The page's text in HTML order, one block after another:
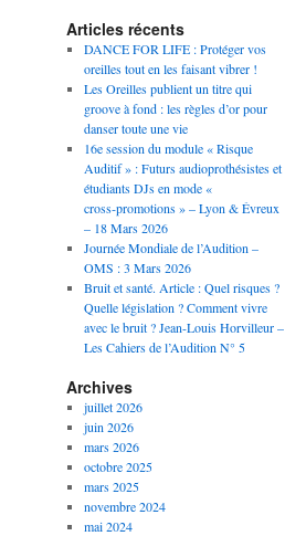
Articles récents
DANCE FOR LIFE : Protéger vos
oreilles tout en les faisant vibrer !
Les Oreilles publient un titre qui
groove à fond : les règles d’or pour
danser toute une vie
16e session du module « Risque
Auditif » : Futurs audioprothésistes et
étudiants DJs en mode «
cross‑promotions » – Lyon & Évreux
– 18 Mars 2026
Journée Mondiale de l’Audition –
OMS : 3 Mars 2026
Bruit et santé. Article : Quel risques ?
Quelle législation ? Comment vivre
avec le bruit ? Jean-Louis Horvilleur –
Les Cahiers de l’Audition N° 5
Archives
juillet 2026
juin 2026
mars 2026
octobre 2025
mars 2025
novembre 2024
mai 2024